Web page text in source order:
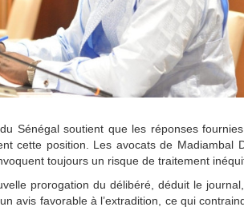
du Sénégal soutient que les réponses
cette position. Les avocats de Madiambal
toujours un risque de traitement
prorogation du délibéré, déduit le
avis favorable à l’extradition, ce qui